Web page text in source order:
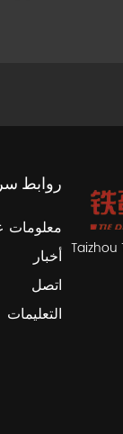
Taizhou
روابط
معلومات
أخبار
اتصل
التعليمات